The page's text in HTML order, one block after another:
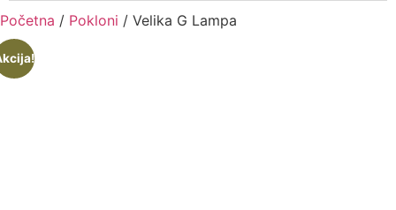
Početna / Pokloni / Velika G Lampa